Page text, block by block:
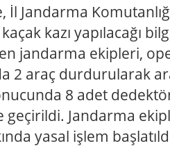
Jandarma
kazı yapılacağı
jandarma ekipleri,
2 araç durdurularak
8 adet
geçirildi. Jandarma
yasal işlem